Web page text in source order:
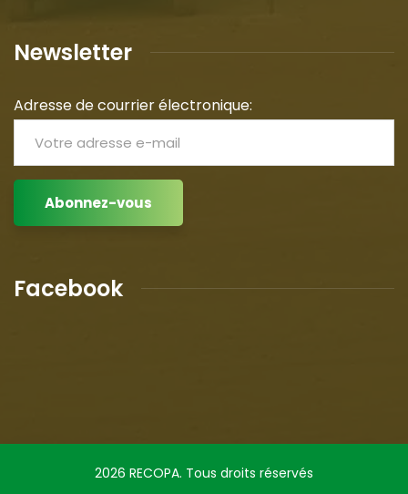
Newsletter
Adresse de courrier électronique:
Facebook
2026 RECOPA. Tous droits réservés